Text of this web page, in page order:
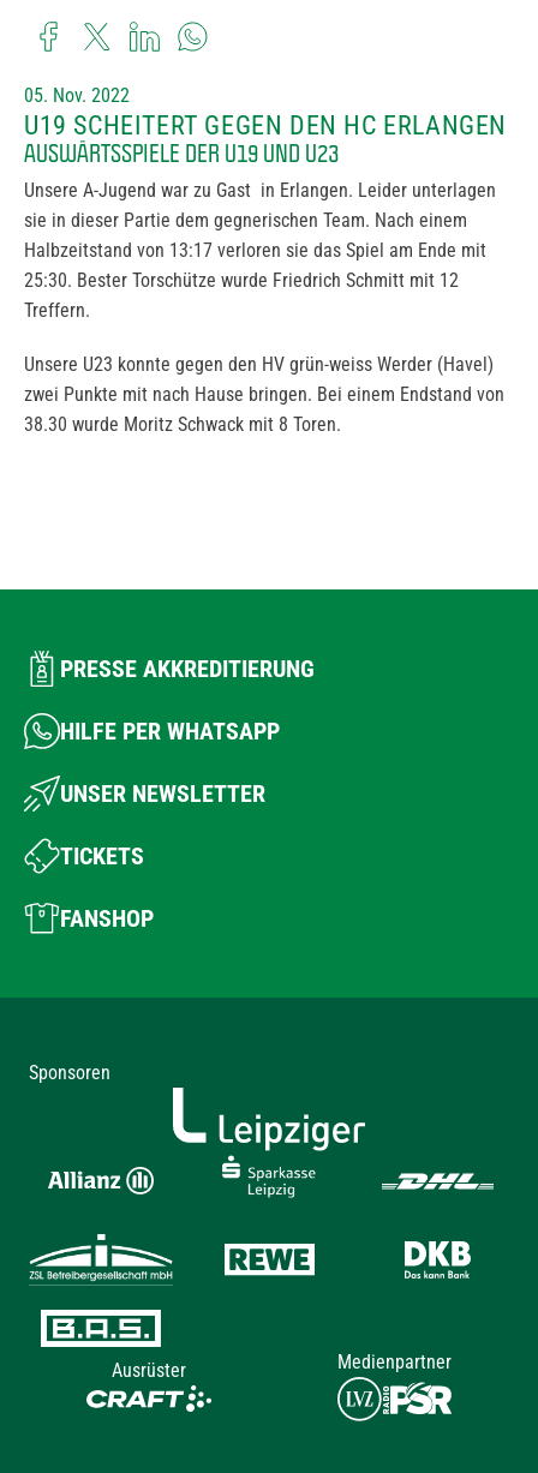
05. Nov. 2022
U19 SCHEITERT GEGEN DEN HC ERLANGEN
AUSWÄRTSSPIELE DER U19 UND U23
Unsere A-Jugend war zu Gast in Erlangen. Leider unterlagen
sie in dieser Partie dem gegnerischen Team. Nach einem
Halbzeitstand von 13:17 verloren sie das Spiel am Ende mit
25:30. Bester Torschütze wurde Friedrich Schmitt mit 12
Treffern.
Unsere U23 konnte gegen den HV grün-weiss Werder (Havel)
zwei Punkte mit nach Hause bringen. Bei einem Endstand von
38.30 wurde Moritz Schwack mit 8 Toren.
PRESSE AKKREDITIERUNG
HILFE PER WHATSAPP
UNSER NEWSLETTER
TICKETS
FANSHOP
Sponsoren
Ausrüster Medienpartner